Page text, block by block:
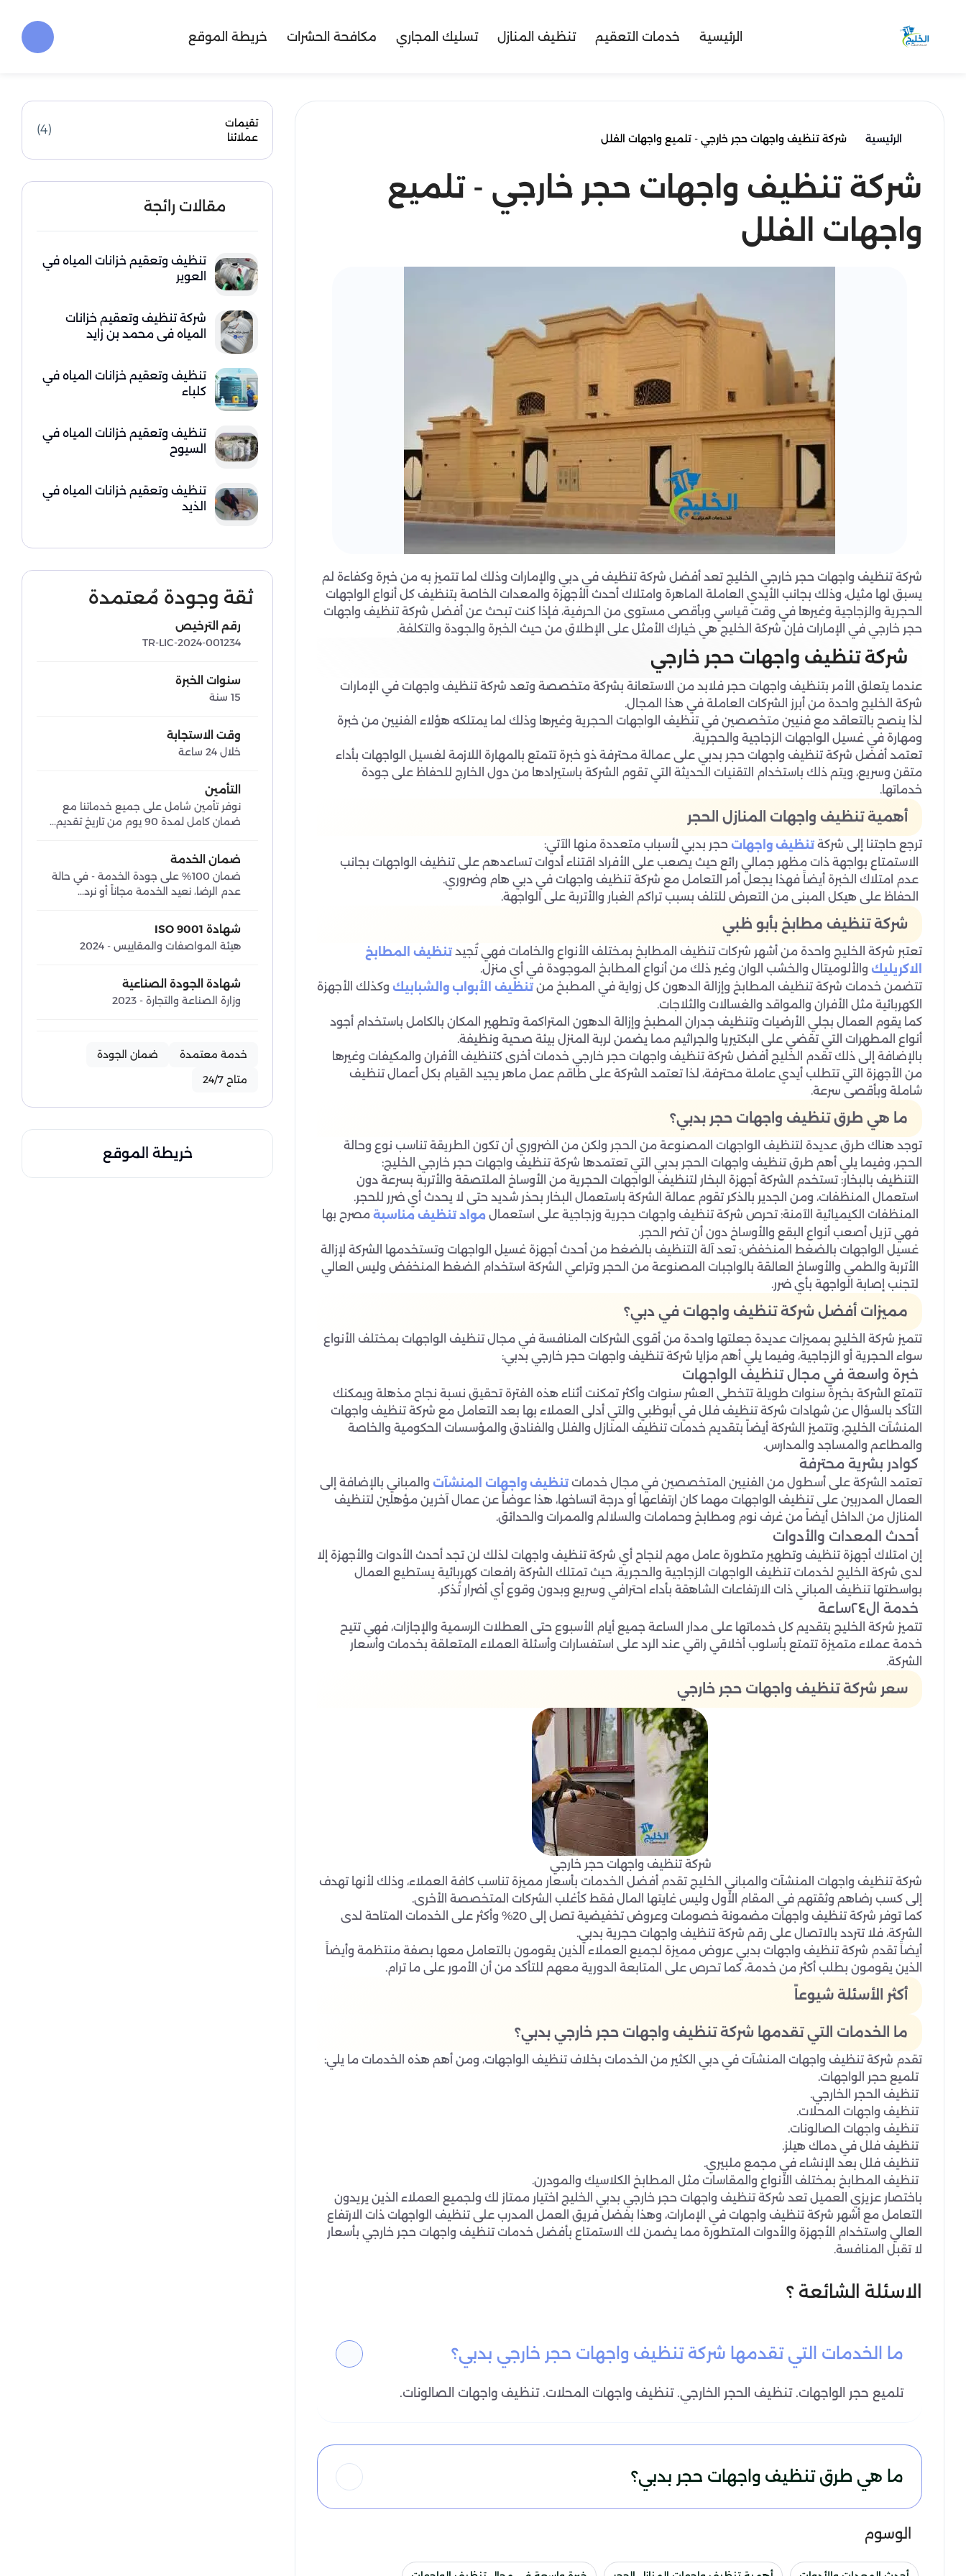
الرئيسية خدمات التعقيم تنظيف المنازل تسليك المجاري مكافحة الحشرات خريطة الموقع
الرئيسية شركة تنظيف واجهات حجر خارجي - تلميع واجهات الفلل
شركة تنظيف واجهات حجر خارجي - تلميع
واجهات الفلل
شركة تنظيف واجهات حجر خارجي الخليج تعد أفضل شركة تنظيف في دبي والإمارات وذلك لما تتميز به من خبرة وكفاءة لم
يسبق لها مثيل، وذلك بجانب الأيدي العاملة الماهرة وامتلاك أحدث الأجهزة والمعدات الخاصة بتنظيف كل أنواع الواجهات
الحجرية والزجاجية وغيرها في وقت قياسي وبأقصى مستوى من الحرفية، فإذا كنت تبحث عن أفضل شركة تنظيف واجهات
حجر خارجي في الإمارات فإن شركة الخليج هي خيارك الأمثل على الإطلاق من حيث الخبرة والجودة والتكلفة.
شركة تنظيف واجهات حجر خارجي
عندما يتعلق الأمر بتنظيف واجهات حجر فلابد من الاستعانة بشركة متخصصة وتعد شركة تنظيف واجهات في الإمارات
شركة الخليج واحدة من أبرز الشركات العاملة في هذا المجال.
لذا ينصح بالتعاقد مع فنيين متخصصين في تنظيف الواجهات الحجرية وغيرها وذلك لما يمتلكه هؤلاء الفنيين من خبرة
ومهارة في غسيل الواجهات الزجاجية والحجرية.
تعتمد أفضل شركة تنظيف واجهات حجر بدبي على عمالة محترفة ذو خبرة تتمتع بالمهارة اللازمة لغسيل الواجهات بأداء
متقن وسريع، ويتم ذلك باستخدام التقنيات الحديثة التي تقوم الشركة باستيرادها من دول الخارج للحفاظ على جودة
خدماتها.
أهمية تنظيف واجهات المنازل الحجر
ترجع حاجتنا إلى شركة تنظيف واجهات حجر بدبي لأسباب متعددة منها الآتي:
الاستمتاع بواجهة ذات مظهر جمالي رائع حيث يصعب على الأفراد اقتناء أدوات تساعدهم على تنظيف الواجهات بجانب
عدم امتلاك الخبرة أيضاً فهذا يجعل أمر التعامل مع شركة تنظيف واجهات في دبي هام وضروري.
الحفاظ على هيكل المبنى من التعرض للتلف بسبب تراكم الغبار والأتربة على الواجهة.
شركة تنظيف مطابخ بأبو ظبي
تعتبر شركة الخليج واحدة من أشهر شركات تنظيف المطابخ بمختلف الأنواع والخامات فهي تُجيد تنظيف المطابخ
الاكريليك والألوميتال والخشب الوان وغير ذلك من أنواع المطابخ الموجودة في أي منزل.
تتضمن خدمات شركة تنظيف المطابخ وإزالة الدهون كل زواية في المطبخ من تنظيف الأبواب والشبابيك وكذلك الأجهزة
الكهربائية مثل الأفران والمواقد والغسالات والثلاجات.
كما يقوم العمال بجلي الأرضيات وتنظيف جدران المطبخ وإزالة الدهون المتراكمة وتطهير المكان بالكامل باستخدام أجود
أنواع المطهرات التي تقضي على البكتيريا والجراثيم مما يضمن لربة المنزل بيئة صحية ونظيفة.
بالإضافة إلى ذلك تقدم الخليج أفضل شركة تنظيف واجهات حجر خارجي خدمات أخرى كتنظيف الأفران والمكيفات وغيرها
من الأجهزة التي تتطلب أيدي عاملة محترفة، لذا تعتمد الشركة على طاقم عمل ماهر يجيد القيام بكل أعمال تنظيف
شاملة وبأقصى سرعة.
ما هي طرق تنظيف واجهات حجر بدبي؟
توجد هناك طرق عديدة لتنظيف الواجهات المصنوعة من الحجر ولكن من الضروري أن تكون الطريقة تناسب نوع وحالة
الحجر، وفيما يلي أهم طرق تنظيف واجهات الحجر بدبي التي تعتمدها شركة تنظيف واجهات حجر خارجي الخليج:
التنظيف بالبخار: تستخدم الشركة أجهزة البخار لتنظيف الواجهات الحجرية من الأوساخ الملتصقة والأتربة بسرعة دون
استعمال المنظفات، ومن الجدير بالذكر تقوم عمالة الشركة باستعمال البخار بحذر شديد حتى لا يحدث أي ضرر للحجر.
المنظفات الكيميائية الآمنة: تحرص شركة تنظيف واجهات حجرية وزجاجية على استعمال مواد تنظيف مناسبة مصرح بها
فهي تزيل أصعب أنواع البقع والأوساخ دون أن تضر الحجر.
غسيل الواجهات بالضغط المنخفض: تعد آلة التنظيف بالضغط من أحدث أجهزة غسيل الواجهات وتستخدمها الشركة لإزالة
الأتربة والطمي والأوساخ العالقة بالواجبات المصنوعة من الحجر وتراعي الشركة استخدام الضغط المنخفض وليس العالي
لتجنب إصابة الواجهة بأي ضرر.
مميزات أفضل شركة تنظيف واجهات في دبي؟
تتميز شركة الخليج بمميزات عديدة جعلتها واحدة من أقوى الشركات المنافسة في مجال تنظيف الواجهات بمختلف الأنواع
سواء الحجرية أو الزجاجية، وفيما يلي أهم مزايا شركة تنظيف واجهات حجر خارجي بدبي:
خبرة واسعة في مجال تنظيف الواجهات
تتمتع الشركة بخبرة سنوات طويلة تتخطى العشر سنوات وأكثر تمكنت أثناء هذه الفترة تحقيق نسبة نجاح مذهلة ويمكنك
التأكد بالسؤال عن شهادات شركة تنظيف فلل في أبوظبي والتي أدلى العملاء بها بعد التعامل مع شركة تنظيف واجهات
المنشآت الخليج، وتتميز الشركة أيضاً بتقديم خدمات تنظيف المنازل والفلل والفنادق والمؤسسات الحكومية والخاصة
والمطاعم والمساجد والمدارس.
كوادر بشرية محترفة
تعتمد الشركة على أسطول من الفنيين المتخصصين في مجال خدمات تنظيف واجهات المنشآت والمباني بالإضافة إلى
العمال المدربين على تنظيف الواجهات مهما كان ارتفاعها أو درجة اتساخها، هذا عوضاً عن عمال آخرين مؤهلين لتنظيف
المنازل من الداخل أيضاً من غرف نوم ومطابخ وحمامات والسلالم والممرات والحدائق.
أحدث المعدات والأدوات
إن امتلاك أجهزة تنظيف وتطهير متطورة عامل مهم لنجاح أي شركة تنظيف واجهات لذلك لن تجد أحدث الأدوات والأجهزة إلا
لدى شركة الخليج لخدمات تنظيف الواجهات الزجاجية والحجرية، حيث تمتلك الشركة رافعات كهربائية يستطيع العمال
بواسطتها تنظيف المباني ذات الارتفاعات الشاهقة بأداء احترافي وسريع وبدون وقوع أي أضرار تُذكر.
خدمة ال٢٤ساعة
تتميز شركة الخليج بتقديم كل خدماتها على مدار الساعة جميع أيام الأسبوع حتى العطلات الرسمية والإجازات، فهي تتيح
خدمة عملاء متميزة تتمتع بأسلوب أخلاقي راقي عند الرد على استفسارات وأسئلة العملاء المتعلقة بخدمات وأسعار
الشركة.
سعر شركة تنظيف واجهات حجر خارجي
شركة تنظيف واجهات حجر خارجي
شركة تنظيف واجهات المنشآت والمباني الخليج تقدم أفضل الخدمات بأسعار مميزة تناسب كافة العملاء، وذلك لأنها تهدف
إلى كسب رضاهم وثقتهم في المقام الأول وليس غايتها المال فقط كأغلب الشركات المتخصصة الأخرى.
كما توفر شركة تنظيف واجهات مضمونة خصومات وعروض تخفيضية تصل إلى 20% وأكثر على الخدمات المتاحة لدى
الشركة، فلا تتردد بالاتصال على رقم شركة تنظيف واجهات حجرية بدبي.
أيضاً تقدم شركة تنظيف واجهات بدبي عروض مميزة لجميع العملاء الذين يقومون بالتعامل معها بصفة منتظمة وأيضاً
الذين يقومون بطلب أكثر من خدمة، كما تحرص على المتابعة الدورية معهم للتأكد من أن الأمور على ما ترام.
أكثر الأسئلة شيوعاً
ما الخدمات التي تقدمها شركة تنظيف واجهات حجر خارجي بدبي؟
تقدم شركة تنظيف واجهات المنشآت في دبي الكثير من الخدمات بخلاف تنظيف الواجهات، ومن أهم هذه الخدمات ما يلي:
تلميع حجر الواجهات.
تنظيف الحجر الخارجي.
تنظيف واجهات المحلات.
تنظيف واجهات الصالونات.
تنظيف فلل في دماك هيلز.
تنظيف فلل بعد الإنشاء في مجمع ملبيري.
تنظيف المطابخ بمختلف الأنواع والمقاسات مثل المطابخ الكلاسيك والمودرن.
باختصار عزيزي العميل تعد شركة تنظيف واجهات حجر خارجي بدبي الخليج اختيار ممتاز لك ولجميع العملاء الذين يريدون
التعامل مع أشهر شركة تنظيف واجهات في الإمارات، وهذا بفضل فريق العمل المدرب على تنظيف الواجهات ذات الارتفاع
العالي واستخدام الأجهزة والأدوات المتطورة مما يضمن لك الاستمتاع بأفضل خدمات تنظيف واجهات حجر خارجي بأسعار
لا تقبل المنافسة.
الاسئلة الشائعة ؟
ما الخدمات التي تقدمها شركة تنظيف واجهات حجر خارجي بدبي؟
تلميع حجر الواجهات. تنظيف الحجر الخارجي. تنظيف واجهات المحلات. تنظيف واجهات الصالونات.
ما هي طرق تنظيف واجهات حجر بدبي؟
الوسوم
تقيمات
عملائنا
(4)
مقالات رائجة
تنظيف وتعقيم خزانات المياه في
العوير
شركة تنظيف وتعقيم خزانات
المياه في محمد بن زايد
تنظيف وتعقيم خزانات المياه في
كلباء
تنظيف وتعقيم خزانات المياه في
السيوح
تنظيف وتعقيم خزانات المياه في
الذيد
ثقة وجودة مُعتمدة
رقم الترخيص
TR-LIC-2024-001234
سنوات الخبرة
15 سنة
وقت الاستجابة
خلال 24 ساعة
التأمين
نوفر تأمين شامل على جميع خدماتنا مع
ضمان كامل لمدة 90 يوم من تاريخ تقديم...
ضمان الخدمة
ضمان 100% على جودة الخدمة - في حالة
عدم الرضا، نعيد الخدمة مجاناً أو نرد...
شهادة ISO 9001
هيئة المواصفات والمقاييس - 2024
شهادة الجودة الصناعية
وزارة الصناعة والتجارة - 2023
خدمة معتمدة
ضمان الجودة
متاح 24/7
خريطة الموقع